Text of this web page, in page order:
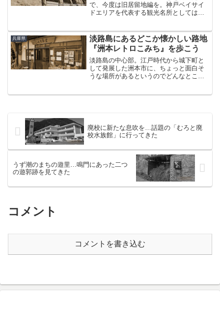
で、今度は旧居留地編を。神戸ベイサイ
ドエリアを代表する観光名所としてはや
がる一帯で、かつて日本の外国人居留地
の中で最もよく整備された...
兵庫県
淡路島にあるどこか懐かしい路地
『洲本レトロこみち』を歩こう
淡路島の中心部。江戸時代から城下町と
して発展した洲本市に、ちょっと面白そ
うな場所があるというのでどんなところ
廃校に新たな息吹を…話題の「むろと廃
校水族館」に行ってきた
うず潮のまちの遊里…鳴門にあった二つ
の遊郭跡を見てきた
コメント
コメントを書き込む